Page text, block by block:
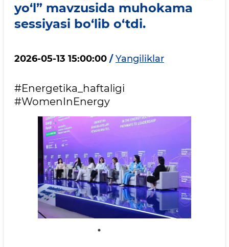
yo‘l” mavzusida muhokama
sessiyasi bo‘lib o‘tdi.
2026-05-13 15:00:00 / Yangiliklar
#Energetika_haftaligi
#WomenInEnergy